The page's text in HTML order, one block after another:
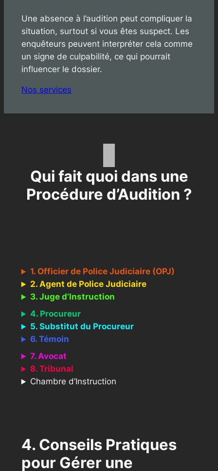
Une absence à l’audition peut compliquer la
situation, surtout si vous êtes suspect. Les
enquêteurs peuvent interpréter cela comme
un signe de culpabilité, ce qui pourrait
influencer le dossier.
Nos services
Qui fait quoi dans une
Procédure d’Audition ?
1. Officier de Police Judiciaire (OPJ)
2. Agent de Police Judiciaire
3. Juge d’Instruction
4. Procureur
5. Substitut du Procureur
6. Témoin
7. Avocat
8. Tribunal
Chambre d’Instruction
4. Conseils Pratiques
pour Gérer une